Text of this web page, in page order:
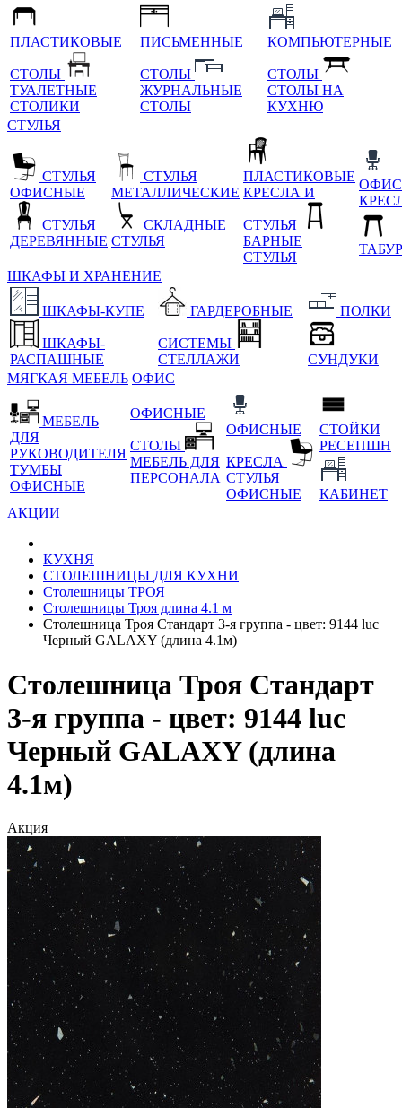
ПЛАСТИКОВЫЕ
СТОЛЫ
ТУАЛЕТНЫЕ
СТОЛИКИ
ПИСЬМЕННЫЕ
СТОЛЫ
ЖУРНАЛЬНЫЕ
СТОЛЫ
КОМПЬЮТЕРНЫЕ
СТОЛЫ
СТОЛЫ НА
КУХНЮ
СТУЛЬЯ
СТУЛЬЯ
ОФИСНЫЕ
СТУЛЬЯ
ДЕРЕВЯННЫЕ
СТУЛЬЯ
МЕТАЛЛИЧЕСКИЕ
СКЛАДНЫЕ
СТУЛЬЯ
ПЛАСТИКОВЫЕ
КРЕСЛА И
СТУЛЬЯ
БАРНЫЕ
СТУЛЬЯ
ШКАФЫ И ХРАНЕНИЕ
ШКАФЫ-КУПЕ
ШКАФЫ-
РАСПАШНЫЕ
ГАРДЕРОБНЫЕ
СИСТЕМЫ
СТЕЛЛАЖИ
ПОЛКИ
СУНДУКИ
МЯГКАЯ МЕБЕЛЬ ОФИС
МЕБЕЛЬ
ДЛЯ
РУКОВОДИТЕЛЯ
ТУМБЫ
ОФИСНЫЕ
ОФИСНЫЕ
СТОЛЫ
МЕБЕЛЬ ДЛЯ
ПЕРСОНАЛА
ОФИСНЫЕ
КРЕСЛА
СТУЛЬЯ
ОФИСНЫЕ
СТОЙКИ
РЕСЕПШН
КАБИНЕТ
АКЦИИ
КУХНЯ
СТОЛЕШНИЦЫ ДЛЯ КУХНИ
Столешницы ТРОЯ
Столешницы Троя длина 4.1 м
Столешница Троя Стандарт 3-я группа - цвет: 9144 luc
Черный GALAXY (длина 4.1м)
Столешница Троя Стандарт
3-я группа - цвет: 9144 luc
Черный GALAXY (длина
4.1м)
Акция